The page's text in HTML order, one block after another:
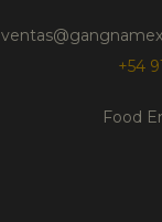
+54
Food